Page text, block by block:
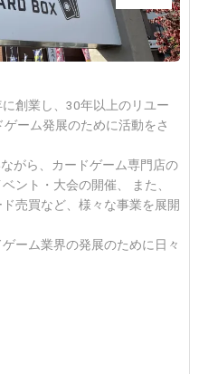
創業し、30年以上のリユー
ーム発展のために活動をさ
がら、カードゲーム専門店の
ント・大会の開催、 また、
売買など、様々な事業を展開
ーム業界の発展のために日々